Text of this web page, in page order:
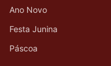
Ano Novo
Festa Junina
Páscoa